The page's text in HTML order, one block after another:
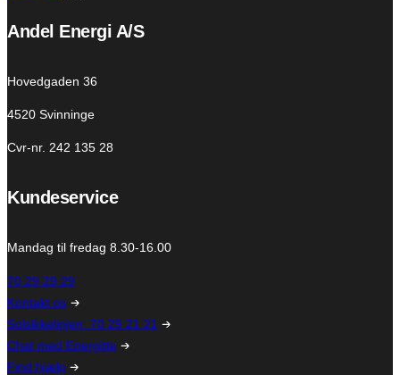
Andel Energi A/S
Hovedgaden 36
4520 Svinninge
Cvr-nr. 242 135 28
Kundeservice
Mandag til fredag 8.30-16.00
70 29 29 29
Kontakt os
Solsikkelinjen: 70 29 21 21
Chat med Energitte
Find hjælp